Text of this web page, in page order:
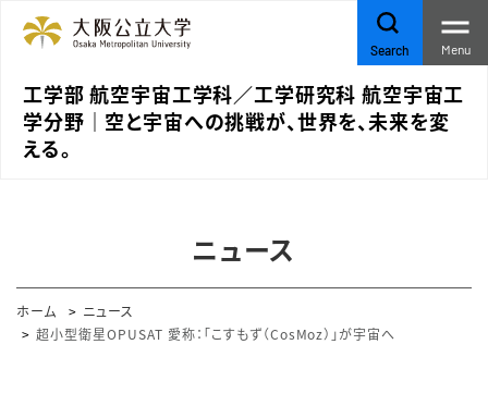
工学部 航空宇宙工学科／工学研究科 航空宇宙工
学分野｜空と宇宙への挑戦が、世界を、未来を変
える。
Search Menu
ニュース
ホーム
ニュース
超小型衛星OPUSAT 愛称：「こすもず（CosMoz）」が宇宙へ